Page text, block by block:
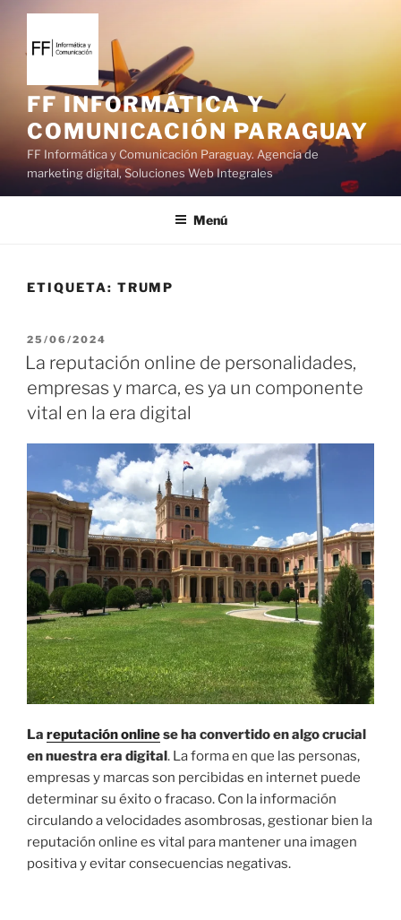
l
FF INFORMÁTICA Y
COMUNICACIÓN PARAGUAY
FF Informática y Comunicación Paraguay. Agencia de
marketing digital, Soluciones Web Integrales
Menú
ETIQUETA: TRUMP
P
U
B
L
C
L
25/06/2024
La reputación online de personalidades,
empresas y marca, es ya un componente
vital en la era digital
La reputación onlinese ha convertido en algo crucial
en nuestra era digital. La forma en que las personas,
empresas y marcas son percibidas en internet puede
determinar su éxito o fracaso. Con la información
circulando a velocidades asombrosas, gestionar bien la
reputación online es vital para mantener una imagen
positiva y evitar consecuencias negativas.